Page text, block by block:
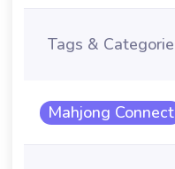
Tags & Categorie
Mahjong Connect